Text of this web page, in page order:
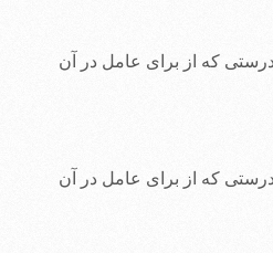
به رسالت مبعوث شد و به درستى که از براى عامل در آن
به رسالت مبعوث شد و به درستى که از براى عامل در آن